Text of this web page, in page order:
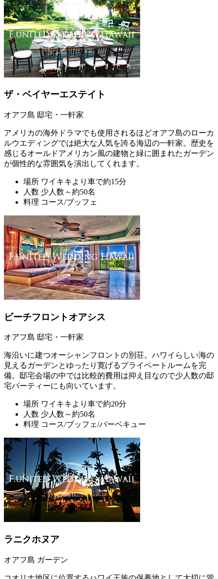
ザ・ベイヤーエステイト
オアフ島 邸宅・一軒家
アメリカの海外ドラマでも使用されるほどオアフ島のローカ
ルウエディングでは絶大な人気を誇る海辺の一軒家。歴史を
感じるオールドアメリカン風の建物と緑に囲まれたガーデン
が個性的な雰囲気を演出してくれます。
場所 ワイキキより車で約15分
人数 少人数～約50名
料理 コース/ブッフェ
ビーチフロントオアシス
オアフ島 邸宅・一軒家
海沿いに建つオーシャンフロントの別荘。ハワイらしい海の
見えるガーデンとゆったり寛げるプライベートルームを完
備。邸宅会場の中では比較的費用は抑え目なので少人数の邸
宅パーティーにも向いています。
場所 ワイキキより車で約20分
人数 少人数～約50名
料理 コース/ブッフェ/バーベキュー
ラニクホヌア
オアフ島 ガーデン